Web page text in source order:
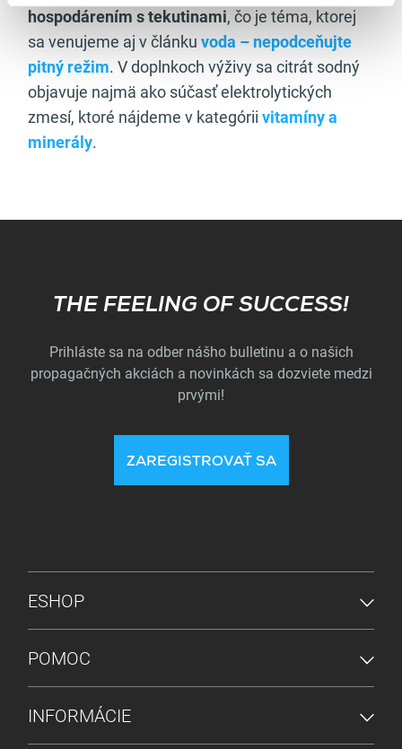
hospodárením s tekutinami, čo je téma, ktorej
sa venujeme aj v článku voda – nepodceňujte
pitný režim. V doplnkoch výživy sa citrát sodný
objavuje najmä ako súčasť elektrolytických
zmesí, ktoré nájdeme v kategórii vitamíny a
minerály.
Subscribe
THE FEELING OF SUCCESS!
Prihláste sa na odber nášho bulletinu a o našich
propagačných akciách a novinkách sa dozviete medzi
prvými!
ZAREGISTROVAŤ SA
PONUKA V PÄTE
ESHOP
POMOC
INFORMÁCIE